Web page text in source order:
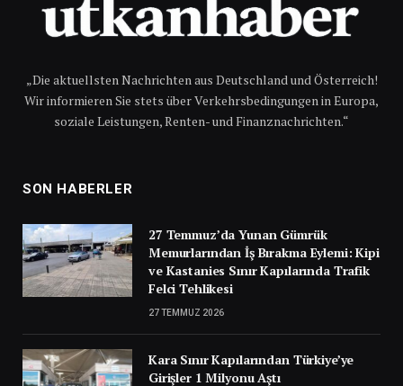
„Die aktuellsten Nachrichten aus Deutschland und Österreich!
Wir informieren Sie stets über Verkehrsbedingungen in Europa,
soziale Leistungen, Renten- und Finanznachrichten.“
SON HABERLER
27 Temmuz’da Yunan Gümrük
Memurlarından İş Bırakma Eylemi: Kipi
ve Kastanies Sınır Kapılarında Trafik
Felci Tehlikesi
27 TEMMUZ 2026
Kara Sınır Kapılarından Türkiye’ye
Girişler 1 Milyonu Aştı